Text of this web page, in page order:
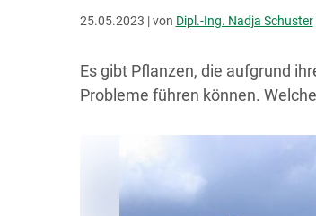
25.05.2023 | von Dipl.-Ing. Nadja Schuster
Es gibt Pflanzen, die aufgrund
Probleme führen können.